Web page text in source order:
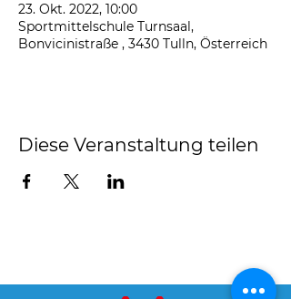
23. Okt. 2022, 10:00
Sportmittelschule Turnsaal,
Bonvicinistraße , 3430 Tulln, Österreich
Diese Veranstaltung teilen